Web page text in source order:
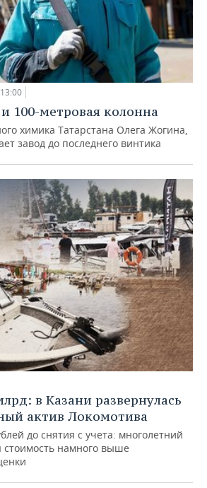
13:00
100-метровая колонна
химика Татарстана Олега Жогина,
завод до последнего винтика
в Казани развернулась
актив Локомотива
до снятия с учета: многолетний
стоимость намного выше